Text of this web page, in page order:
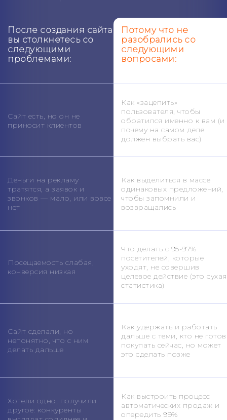
После создания сайта
вы столкнетесь со
следующими
проблемами:
Сайт есть, но он не
приносит клиентов
Деньги на рекламу
тратятся, а заявок и
звонков — мало, или вовсе
нет
Посещаемость слабая,
конверсия низкая
Сайт сделали, но
непонятно, что с ним
делать дальше
Хотели одно, получили
другое: конкуренты
Потому что не
разобрались со
следующими
вопросами:
Как «зацепить»
пользователя, чтобы
обратился именно к вам (и
почему на самом деле
должен выбрать вас)
Как выделиться в массе
одинаковых предложений,
чтобы запомнили и
возвращались
Что делать с 95-97%
посетителей, которые
уходят, не совершив
целевое действие (это сухая
статистика)
Как удержать и работать
дальше с теми, кто не готов
покупать сейчас, но может
это сделать позже
Как выстроить процесс
автоматических продаж и
опередить 99%